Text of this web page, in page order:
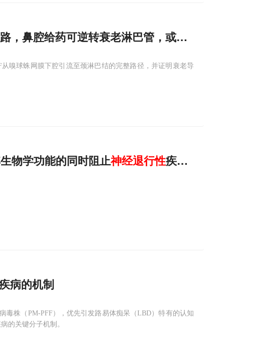
，鼻腔给药可逆转衰老淋巴管，或可用于
嗅球蛛网膜下腔引流至颈淋巴结的完整路径，并证明衰老导
物学功能的同时阻止神经退行性疾病中的病理性
病的机制
毒株（PM-PFF），优先引发路易体痴呆（LBD）特有的认知
的关键分子机制。